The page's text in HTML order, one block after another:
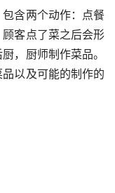
含两个动作：点餐
客点了菜之后会形
，厨师制作菜品。
以及可能的制作的